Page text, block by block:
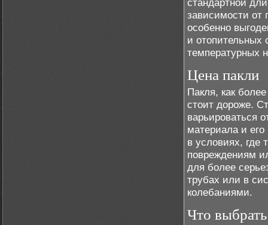
стандартной
зависимости от
особенно
и отопительных
температурных
Цена пакли
Пакля, как
стоит дороже.
варьироваться
материала и
в условиях, где
повреждениям
для более
трубах или в
колебаниями.
Что